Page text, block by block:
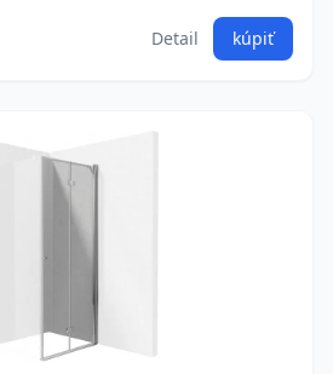
Detail kúpiť